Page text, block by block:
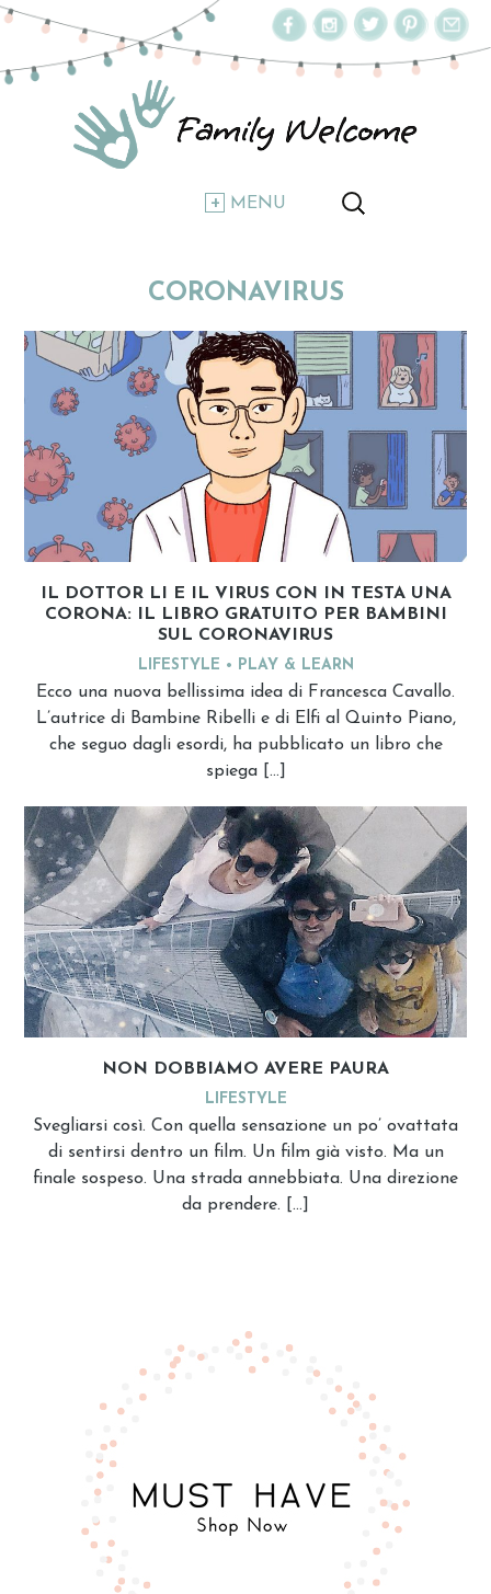
MENU
CORONAVIRUS
IL DOTTOR LI E IL VIRUS CON IN TESTA UNA
CORONA: IL LIBRO GRATUITO PER BAMBINI
SUL CORONAVIRUS
LIFESTYLE PLAY & LEARN
Ecco una nuova bellissima idea di Francesca Cavallo.
L’autrice di Bambine Ribelli e di Elfi al Quinto Piano,
che seguo dagli esordi, ha pubblicato un libro che
spiega […]
NON DOBBIAMO AVERE PAURA
LIFESTYLE
Svegliarsi così. Con quella sensazione un po’ ovattata
di sentirsi dentro un film. Un film già visto. Ma un
finale sospeso. Una strada annebbiata. Una direzione
da prendere. […]